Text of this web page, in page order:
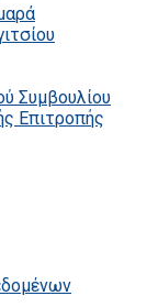
Συμβουλίου
Επιτροπής